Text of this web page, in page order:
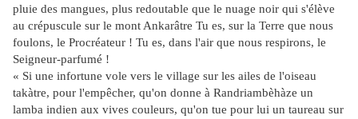
pluie des mangues, plus redoutable que le nuage noir qui s'élève
au crépuscule sur le mont Ankarâtre Tu es, sur la Terre que nous
foulons, le Procréateur ! Tu es, dans l'air que nous respirons, le
Seigneur-parfumé !
« Si une infortune vole vers le village sur les ailes de l'oiseau
takàtre, pour l'empêcher, qu'on donne à Randriambèhàze un
lamba indien aux vives couleurs, qu'on tue pour lui un taureau sur